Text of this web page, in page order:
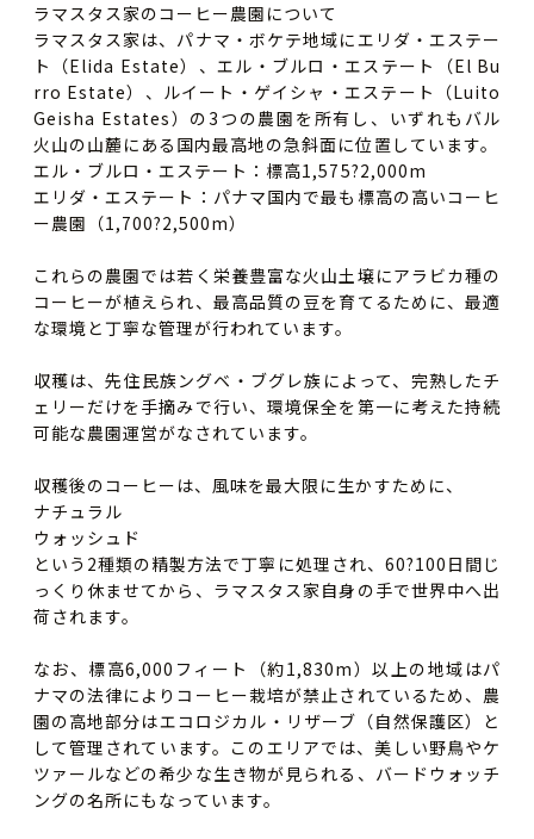
ラマスタス家のコーヒー農園について
ラマスタス家は、パナマ・ボケテ地域にエリダ・エステー
ト（Elida Estate）、エル・ブルロ・エステート（El Bu
rro Estate）、ルイート・ゲイシャ・エステート（Luito
Geisha Estates）の3つの農園を所有し、いずれもバル
火山の山麓にある国内最高地の急斜面に位置しています。
エル・ブルロ・エステート：標高1,575?2,000m
エリダ・エステート：パナマ国内で最も標高の高いコーヒ
ー農園（1,700?2,500m）
これらの農園では若く栄養豊富な火山土壌にアラビカ種の
コーヒーが植えられ、最高品質の豆を育てるために、最適
な環境と丁寧な管理が行われています。
収穫は、先住民族ングベ・ブグレ族によって、完熟したチ
ェリーだけを手摘みで行い、環境保全を第一に考えた持続
可能な農園運営がなされています。
収穫後のコーヒーは、風味を最大限に生かすために、
ナチュラル
ウォッシュド
という2種類の精製方法で丁寧に処理され、60?100日間じ
っくり休ませてから、ラマスタス家自身の手で世界中へ出
荷されます。
なお、標高6,000フィート（約1,830m）以上の地域はパ
ナマの法律によりコーヒー栽培が禁止されているため、農
園の高地部分はエコロジカル・リザーブ（自然保護区）と
して管理されています。このエリアでは、美しい野鳥やケ
ツァールなどの希少な生き物が見られる、バードウォッチ
ングの名所にもなっています。